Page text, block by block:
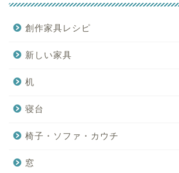
創作家具レシピ
新しい家具
机
寝台
椅子・ソファ・カウチ
窓